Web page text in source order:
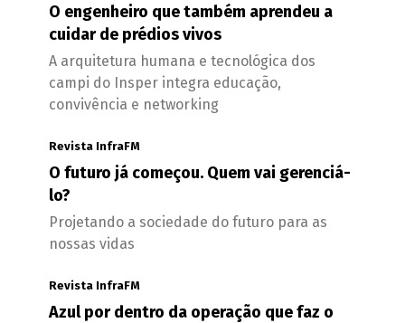
O engenheiro que também aprendeu a
cuidar de prédios vivos
A arquitetura humana e tecnológica dos
campi do Insper integra educação,
convivência e networking
Revista InfraFM
O futuro já começou. Quem vai gerenciá-
lo?
Projetando a sociedade do futuro para as
nossas vidas
Revista InfraFM
Azul por dentro da operação que faz o